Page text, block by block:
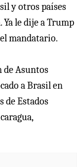
y otros países
le dije a Trump
mandatario.
de Asuntos
a Brasil en
de Estados